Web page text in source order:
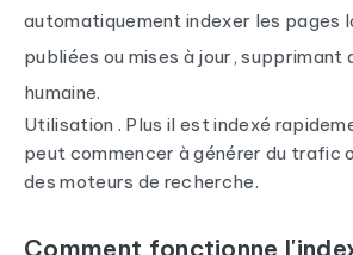
automatiquement indexer les pages
publiées ou mises à jour, supprimant
humaine.
Utilisation . Plus il est indexé
peut commencer à générer du trafic
des moteurs de recherche.
Comment fonctionne